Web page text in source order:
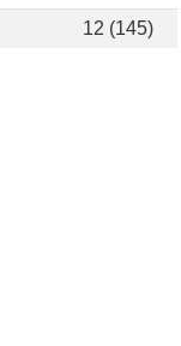
12 (145)